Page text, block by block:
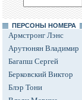
ПЕРСОНЫ НОМЕРА
Армстронг Лэнс
Арутюнян Владимир
Багапш Сергей
Берковский Виктор
Блэр Тони